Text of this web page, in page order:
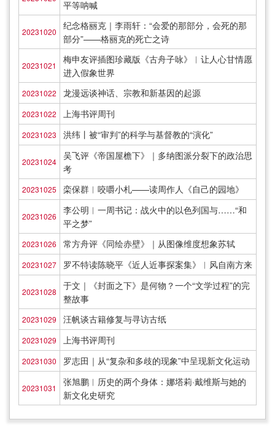
平等呐喊
20231020
纪念格丽克｜李雨轩：“会爱的那部分，会死的那
部分”——格丽克的死亡之诗
20231021
梅申友评插图珍藏版《古舟子咏》︱让人心甘情愿
进入假象世界
20231022 龙漫远谈神话、宗教和新基因的起源
20231022 上海书评周刊
20231023 洪纬丨被“审判”的科学与基督教的“演化”
20231024
吴飞评《帝国屋檐下》｜多纳图派分裂下的政治思
考
20231025 栾保群︱咬嚼小札——读周作人《自己的园地》
20231026
李公明︱一周书记：战火中的以色列国与……“和
平之梦”
20231026 常方舟评《同绘赤壁》｜从图像维度想象苏轼
20231027 罗不特读陈晓平《近人近事探案集》︱风自南方来
20231028
于文｜《封面之下》是何物？一个“文学过程”的完
整故事
20231029 汪帆谈古籍修复与寻访古纸
20231029 上海书评周刊
20231030 罗志田｜从“复杂和多歧的现象”中呈现新文化运动
20231031
张旭鹏︱历史的两个身体：娜塔莉·戴维斯与她的
新文化史研究